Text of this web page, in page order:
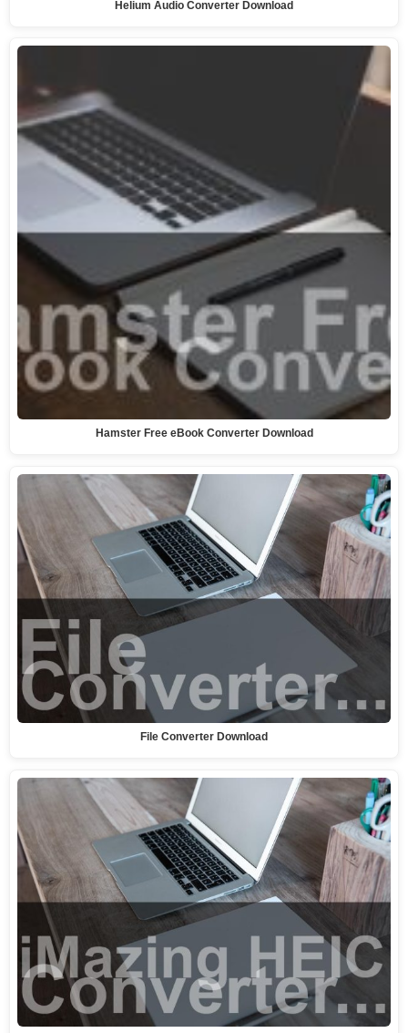
Helium Audio Converter Download
Hamster Free eBook Converter Download
File Converter Download